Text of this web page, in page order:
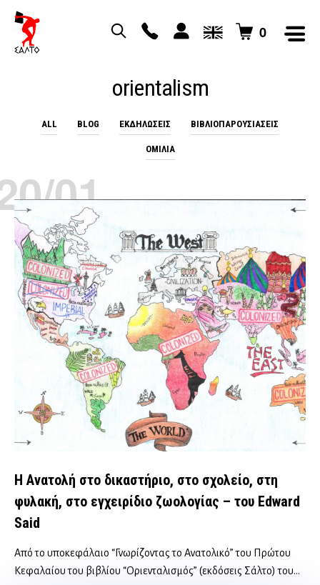
0
orientalism
ALL BLOG EΚΔΗΛΏΣΕΙΣ ΒΙΒΛΙΟΠΑΡΟΥΣΙΆΣΕΙΣ
ΟΜΙΛΊΑ
01
Η Ανατολή στο δικαστήριο, στο σχολείο, στη
φυλακή, στο εγχειρίδιο ζωολογίας – του Edward
Said
Από το υποκεφάλαιο “Γνωρίζοντας το Ανατολικό” του Πρώτου
Κεφαλαίου του βιβλίου “Οριενταλισμός” (εκδόσεις Σάλτο) του…